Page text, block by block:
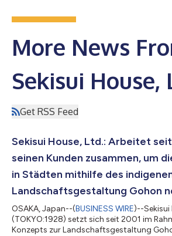
More News
Sekisui House,
Get RSS Feed
Sekisui House, Ltd.: Arbeitet
seinen Kunden zusammen, um
in Städten mithilfe des
Landschaftsgestaltung Gohon
OSAKA, Japan--(BUSINESS WIRE)--Sekisui
(TOKYO:1928) setzt sich seit 2001 im
Konzepts zur Landschaftsgestaltung